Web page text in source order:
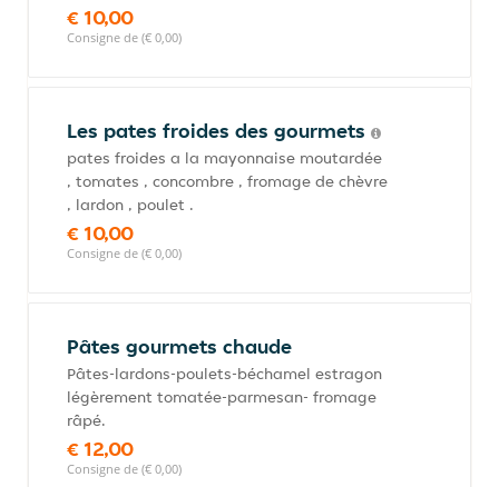
€ 10,00
Consigne de (€ 0,00)
Les pates froides des gourmets
pates froides a la mayonnaise moutardée
, tomates , concombre , fromage de chèvre
, lardon , poulet .
€ 10,00
Consigne de (€ 0,00)
Pâtes gourmets chaude
Pâtes-lardons-poulets-béchamel estragon
légèrement tomatée-parmesan- fromage
râpé.
€ 12,00
Consigne de (€ 0,00)